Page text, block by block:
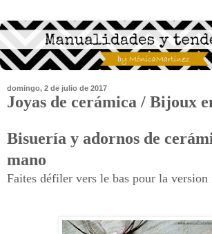
domingo, 2 de julio de 2017
Joyas de cerámica / Bijoux
Bisuería y adornos de
mano
Faites défiler vers le bas pour la version